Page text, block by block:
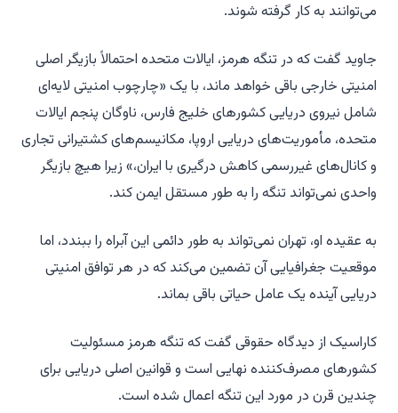
می‌توانند به کار گرفته شوند.
جاوید گفت که در تنگه هرمز، ایالات متحده احتمالاً بازیگر اصلی
امنیتی خارجی باقی خواهد ماند، با یک «چارچوب امنیتی لایه‌ای
شامل نیروی دریایی کشورهای خلیج فارس، ناوگان پنجم ایالات
متحده، مأموریت‌های دریایی اروپا، مکانیسم‌های کشتیرانی تجاری
و کانال‌های غیررسمی کاهش درگیری با ایران،» زیرا هیچ بازیگر
واحدی نمی‌تواند تنگه را به طور مستقل ایمن کند.
به عقیده او، تهران نمی‌تواند به طور دائمی این آبراه را ببندد، اما
موقعیت جغرافیایی آن تضمین می‌کند که در هر توافق امنیتی
دریایی آینده یک عامل حیاتی باقی بماند.
کاراسیک از دیدگاه حقوقی گفت که تنگه هرمز مسئولیت
کشورهای مصرف‌کننده نهایی است و قوانین اصلی دریایی برای
چندین قرن در مورد این تنگه اعمال شده است.